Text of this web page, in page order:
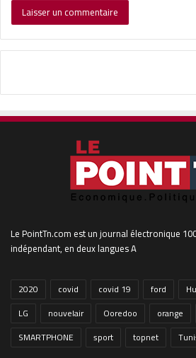
Le PointTn.com est un journal électronique
indépendant, en deux langues A
2020 covid covid 19 ford
LG
nouvelair Ooredoo orange
SMARTPHONE
sport topnet